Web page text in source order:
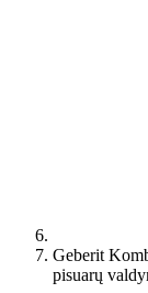
Geberit
pisuarų